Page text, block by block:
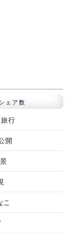
ェア数
行
開
こ